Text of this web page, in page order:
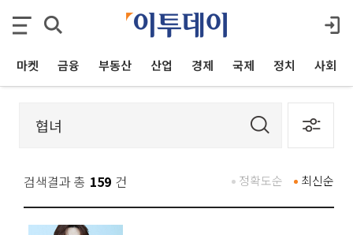
마켓 금융 부동산 산업 경제 국제 정치 사회
검색결과 총 159 건 최신순
정확도순